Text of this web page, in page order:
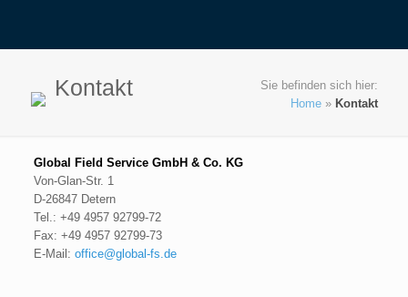
Kontakt
Sie befinden sich hier:
Home» Kontakt
Global Field Service GmbH & Co. KG
Von-Glan-Str. 1
D-26847 Detern
Tel.: +49 4957 92799-72
Fax: +49 4957 92799-73
E-Mail:office@global-fs.de